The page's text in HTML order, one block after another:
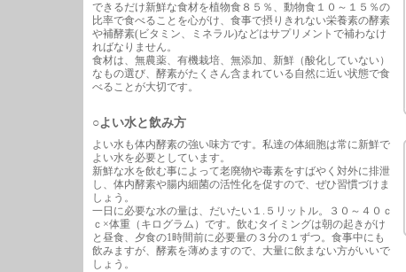
できるだけ新鮮な食材を植物食８５％、動物食１０～１５％の
比率で食べることを心がけ、食事で摂りきれない栄養素の酵素
や補酵素(ビタミン、ミネラル)などはサプリメントで補わなけ
ればなりません。
食材は、無農薬、有機栽培、無添加、新鮮（酸化していない）
なもの選び、酵素がたくさん含まれている自然に近い状態で食
べることが大切です。
○よい水と飲み方
よい水も体内酵素の強い味方です。私達の体細胞は常に新鮮で
よい水を必要としています。
新鮮な水を飲む事によって老廃物や毒素をすばやく対外に排泄
し、体内酵素や腸内細菌の活性化を促すので、ぜひ習慣づけま
しょう。
一日に必要な水の量は、だいたい１.５リットル。３０～４０ｃ
ｃ×体重（キログラム）です。飲むタイミングは朝の起きがけ
と昼食、夕食の1時間前に必要量の３分の１ずつ。食事中にも
飲みますが、酵素を薄めますので、大量に飲まない方がいいで
しょう。